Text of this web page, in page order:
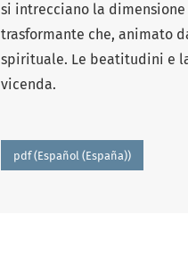
si intrecciano la
trasformante che, animato
spirituale. Le beatitudini e
vicenda.
pdf (Español (España))